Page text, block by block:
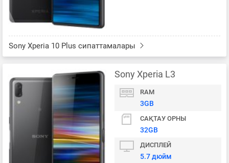
Sony Xperia 10 Plus сипаттамалары
Sony Xperia L3
RAM
3GB
САҚТАУ ОРНЫ
32GB
ДИСПЛЕЙ
5.7 дюйм